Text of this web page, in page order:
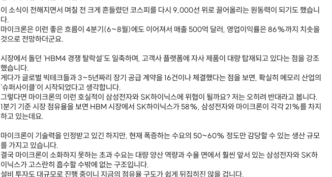
이 소식이 전해지면서 며칠 전 크게 흔들렸던 코스피를 다시 9,000선 위로 끌어올리는 원동력이 되기도 했습니
다.
마이크론은 이런 좋은 흐름이 4분기(6~8월)에도 이어져서 매출 500억 달러, 영업이익률은 86%까지 치솟을
것으로 전망하더군요.
시장에서 돌던 'HBM4 경쟁 탈락설'도 일축하며, 고객사 플랫폼에 자사 제품이 대량 탑재되고 있다는 점을 강조
했습니다.
게다가 글로벌 빅테크들과 3~5년짜리 장기 공급 계약을 16건이나 체결했다는 점을 보면, 확실히 메모리 산업의
'슈퍼사이클'이 시작되었다고 생각합니다.
그렇다면 마이크론의 이런 호실적이 삼성전자와 SK하이닉스에 위협이 될까요? 저는 오히려 반대라고 봅니다.
1분기 기준 시장 점유율을 보면 HBM 시장에서 SK하이닉스가 58%, 삼성전자와 마이크론이 각각 21%를 차지
하고 있는데요.
마이크론이 기술력을 인정받고 있긴 하지만, 현재 폭증하는 수요의 50~60% 정도만 감당할 수 있는 생산 규모
를 가지고 있습니다.
결국 마이크론이 소화하지 못하는 초과 수요는 대량 양산 역량과 수율 면에서 훨씬 앞서 있는 삼성전자와 SK하
이닉스가 고스란히 흡수할 수밖에 없는 구조입니다.
설비 투자도 대규모로 진행 중이니 지금의 점유율 구도가 쉽게 뒤집히진 않을 겁니다.